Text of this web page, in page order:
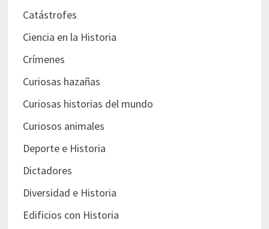
Catástrofes
Ciencia en la Historia
Crímenes
Curiosas hazañas
Curiosas historias del mundo
Curiosos animales
Deporte e Historia
Dictadores
Diversidad e Historia
Edificios con Historia